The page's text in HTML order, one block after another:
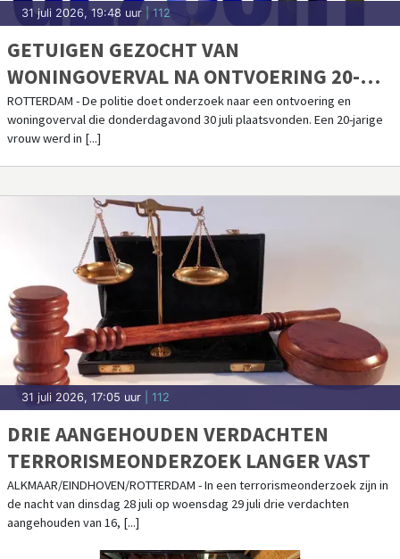
31 juli 2026, 19:48 uur | 112
GETUIGEN GEZOCHT VAN
WONINGOVERVAL NA ONTVOERING 20-
JARIGE VROUW
ROTTERDAM - De politie doet onderzoek naar een ontvoering en
woningoverval die donderdagavond 30 juli plaatsvonden. Een 20-jarige
vrouw werd in [...]
31 juli 2026, 17:05 uur | 112
DRIE AANGEHOUDEN VERDACHTEN
TERRORISMEONDERZOEK LANGER VAST
ALKMAAR/EINDHOVEN/ROTTERDAM - In een terrorismeonderzoek zijn in
de nacht van dinsdag 28 juli op woensdag 29 juli drie verdachten
aangehouden van 16, [...]